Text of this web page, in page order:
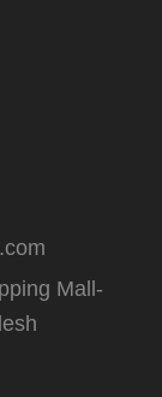
Mall-